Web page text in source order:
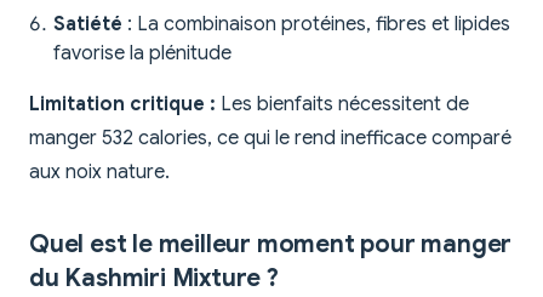
Satiété : La combinaison protéines, fibres et lipides
favorise la plénitude
Limitation critique : Les bienfaits nécessitent de
manger 532 calories, ce qui le rend inefficace comparé
aux noix nature.
Quel est le meilleur moment pour manger
du Kashmiri Mixture ?